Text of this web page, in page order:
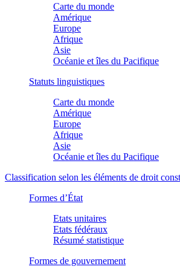
Carte du monde
Amérique
Europe
Afrique
Asie
Océanie et îles du Pacifique
Statuts linguistiques
Carte du monde
Amérique
Europe
Afrique
Asie
Océanie et îles du Pacifique
Classification selon les éléments de droit
Formes d’État
Etats unitaires
Etats fédéraux
Résumé statistique
Formes de gouvernement